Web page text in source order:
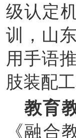
级认定
训，山
用手语
肢装配
教育
《融合